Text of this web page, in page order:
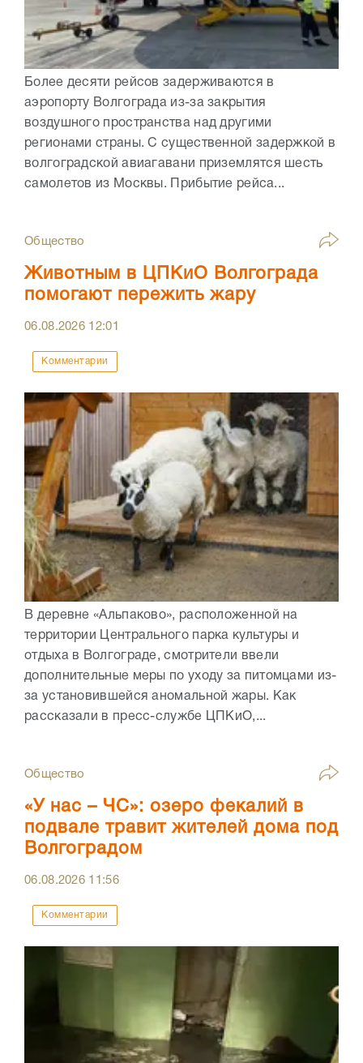
Более десяти рейсов задерживаются в
аэропорту Волгограда из-за закрытия
воздушного пространства над другими
регионами страны. С существенной задержкой в
волгоградской авиагавани приземлятся шесть
самолетов из Москвы. Прибытие рейса...
Общество
Животным в ЦПКиО Волгограда
помогают пережить жару
06.08.2026 12:01
Комментарии
В деревне «Альпаково», расположенной на
территории Центрального парка культуры и
отдыха в Волгограде, смотрители ввели
дополнительные меры по уходу за питомцами из-
за установившейся аномальной жары. Как
рассказали в пресс-службе ЦПКиО,...
Общество
«У нас – ЧС»: озеро фекалий в
подвале травит жителей дома под
Волгоградом
06.08.2026 11:56
Комментарии